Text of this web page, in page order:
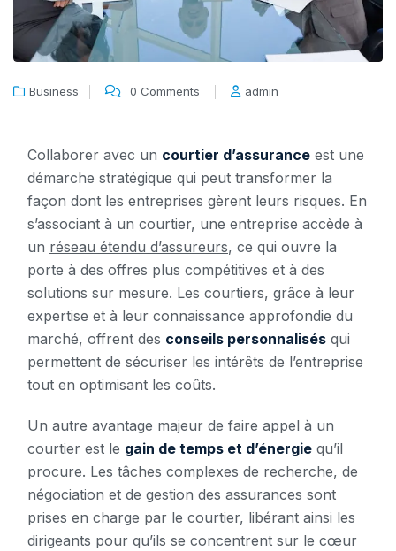
Business 0 Comments admin
Collaborer avec un courtier d’assurance est une
démarche stratégique qui peut transformer la
façon dont les entreprises gèrent leurs risques. En
s’associant à un courtier, une entreprise accède à
un réseau étendu d’assureurs, ce qui ouvre la
porte à des offres plus compétitives et à des
solutions sur mesure. Les courtiers, grâce à leur
expertise et à leur connaissance approfondie du
marché, offrent des conseils personnalisés qui
permettent de sécuriser les intérêts de l’entreprise
tout en optimisant les coûts.
Un autre avantage majeur de faire appel à un
courtier est le gain de temps et d’énergie qu’il
procure. Les tâches complexes de recherche, de
négociation et de gestion des assurances sont
prises en charge par le courtier, libérant ainsi les
dirigeants pour qu’ils se concentrent sur le cœur